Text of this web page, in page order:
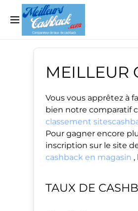
MEILLEUR
Vous vous apprêtez à
bien notre comparatif
classement
Pour gagner encore
inscription sur le site
cashback en magasin ,
TAUX DE